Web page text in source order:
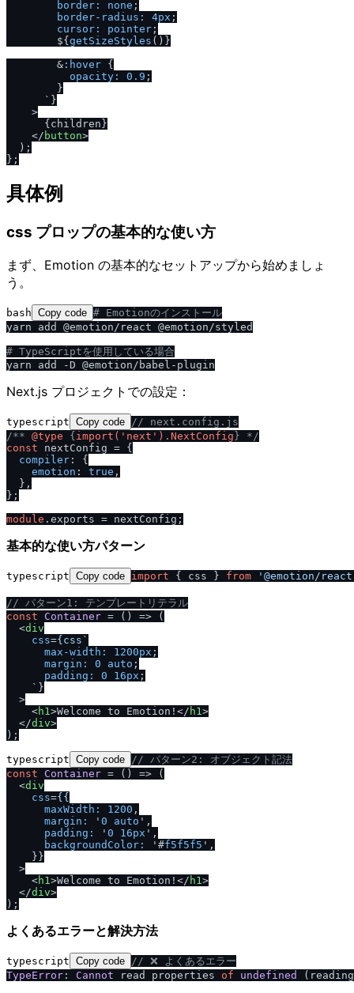
border: none ;
border-radius:
4px ;
cursor:
pointer ;
        ${
getSizeStyles ()}
        &
:hover {
opacity:
0.9 ;
        }
      `}
    >
      {children}
</ button>
  );
具体例
css プロップの基本的な使い方
まず、Emotion の基本的なセットアップから始めましょ
う。
bash Copy code # Emotionのインストール
yarn add @emotion/react @emotion/styled
# TypeScriptを使用している場合
Next.js プロジェクトでの設定：
typescript Copy code // next.config.js
/** @type { import('next').NextConfig } */
const nextConfig = {
compiler : {
emotion : true ,
  },
};
module . exports
基本的な使い方パターン
typescript Copy code import { css } from '@emotion/
// パターン1: テンプレートリテラル
const
Container = ( ) => (
<div
css={css `
max-width:
1200px ;
margin:
0 auto ;
padding:
0 16px ;
    `}
  >
<h1>Welcome to Emotion! </ h1>
</div>
typescript Copy code // パターン2: オブジェクト記法
const
Container = ( ) => (
<div
css={{
maxWidth:
1200 ,
margin:
' 0 auto ',
padding:
' 0 16px ',
backgroundColor:
'#f5f5f5 ',
    }}
  >
<h1>Welcome to Emotion! </ h1>
</div>
よくあるエラーと解決方法
typescript Copy code // ❌ よくあるエラー
TypeError : Cannot read properties of undefined